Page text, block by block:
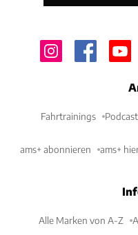
Fahrtrainings Podcast
ams+ abonnieren ams+
Alle Marken von A-Z